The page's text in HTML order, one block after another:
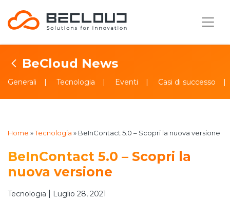
BeCloud News
Generali Tecnologia Eventi Casi di successo
Home »Tecnologia » BeInContact 5.0 – Scopri la nuova versione
BeInContact 5.0 – Scopri la
nuova versione
Tecnologia Luglio 28, 2021